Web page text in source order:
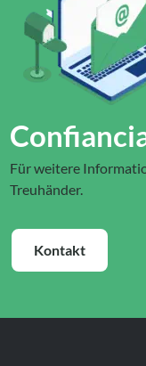
Für weitere
Treuhänder.
Kontakt